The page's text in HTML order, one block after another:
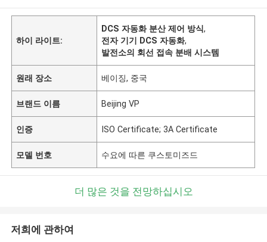
하이 라이트:
DCS 자동화 분산 제어 방식,
전자 기기 DCS 자동화,
발전소의 회선 접속 분배 시스템
원래 장소 베이징, 중국
브랜드 이름 Beijing VP
인증 ISO Certificate; 3A Certificate
모델 번호 수요에 따른 쿠스토미즈드
더 많은 것을 전망하십시오
저희에 관하여